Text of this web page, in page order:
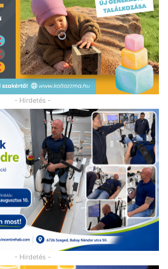
- Hirdetés -
- Hirdetés -